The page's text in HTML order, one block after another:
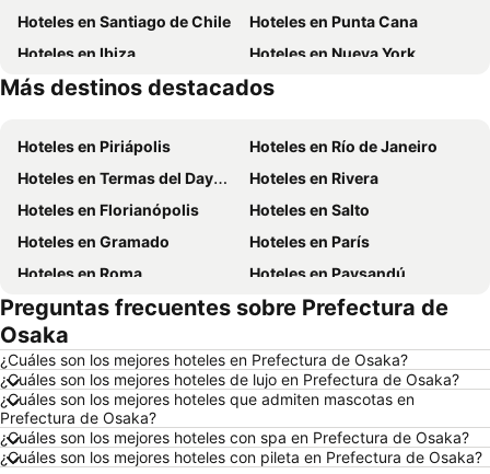
Hoteles en Santiago de Chile
Hoteles en Punta Cana
Hoteles en Ibiza
Hoteles en Nueva York
Hoteles en Isla de Miconos
Hoteles en Aruba
Más destinos destacados
Hoteles en Piriápolis
Hoteles en Río de Janeiro
Hoteles en Termas del Dayman
Hoteles en Rivera
Hoteles en Florianópolis
Hoteles en Salto
Hoteles en Gramado
Hoteles en París
Hoteles en Roma
Hoteles en Paysandú
Hoteles en San Carlos de Bariloche
Hoteles en Chuy
Hoteles en Maceió
Hoteles en Ámsterdam
Hoteles en Foz de Iguazú
Hoteles en Maragogi
Hoteles en Punta del Diablo
Hoteles en Brasil
Hoteles en Maldonado
Hoteles en Uruguay
Hoteles en Departamento de Colonia
Preguntas frecuentes sobre Prefectura de
Osaka
¿Cuáles son los mejores hoteles en Prefectura de Osaka?
¿Cuáles son los mejores hoteles de lujo en Prefectura de Osaka?
¿Cuáles son los mejores hoteles que admiten mascotas en
Prefectura de Osaka?
¿Cuáles son los mejores hoteles con spa en Prefectura de Osaka?
¿Cuáles son los mejores hoteles con pileta en Prefectura de Osaka?